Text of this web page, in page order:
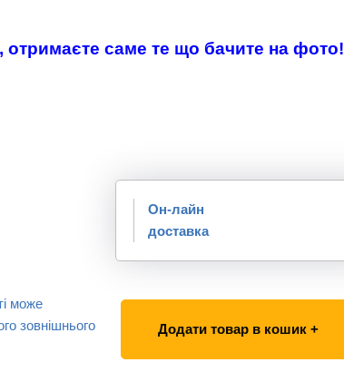
отримаєте саме те що бачите на фото!
Он-лайн
доставка
може
зовнішнього
Додати товар в кошик +